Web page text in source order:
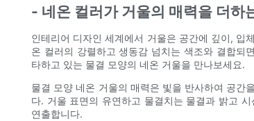
- 네온 컬러가 거울의 매력을 더하
인테리어 디자인 세계에서 거울은 공간에 깊이, 입
온 컬러의 강렬하고 생동감 넘치는 색조와 결합되
타하고 있는 물결 모양의 네온 거울을 만나보세요.
물결 모양 네온 거울의 매력은 빛을 반사하여 공간
다. 거울 표면의 유연하고 물결치는 물결과 밝고
연출합니다.